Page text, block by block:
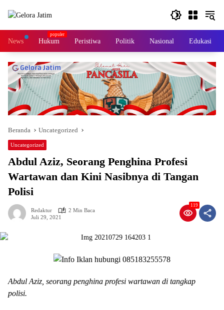
News Hukum Peristiwa Politik Nasional Edukasi
Beranda Uncategorized
Uncategorized
Abdul Aziz, Seorang Penghina Profesi
Wartawan dan Kini Nasibnya di Tangan
Polisi
Redaktur
2 Min Baca
Juli 29, 2021
119
Abdul Aziz, seorang penghina profesi wartawan di tangkap
polisi.